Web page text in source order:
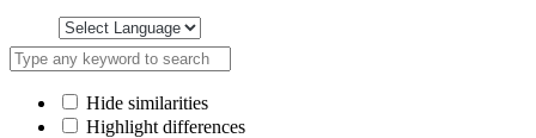
Hide similarities
Highlight differences